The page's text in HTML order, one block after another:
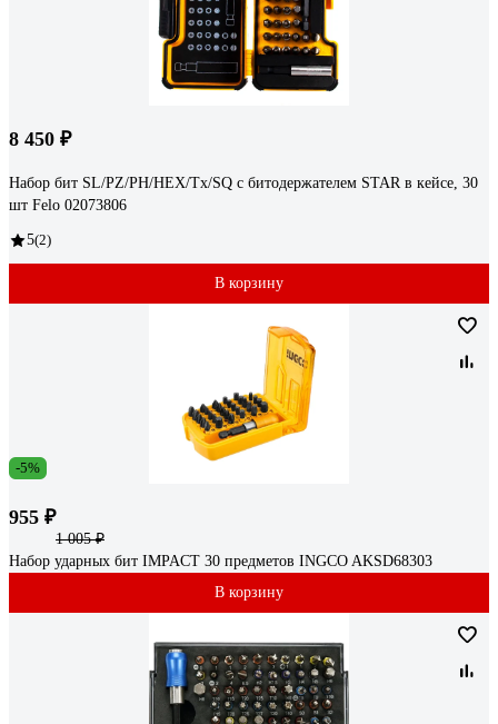
8 450 ₽
Набор бит SL/PZ/PH/HEX/Tx/SQ с битодержателем STAR в кейсе, 30
шт Felo 02073806
5(2)
В корзину
-5%
955 ₽
1 005 ₽
Набор ударных бит IMPACT 30 предметов INGCO AKSD68303
В корзину